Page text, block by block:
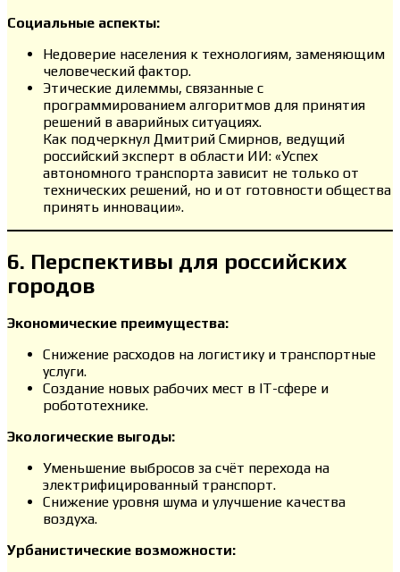
Социальные аспекты:
Недоверие населения к технологиям, заменяющим
человеческий фактор.
Этические дилеммы, связанные с
программированием алгоритмов для принятия
решений в аварийных ситуациях.
Как подчеркнул Дмитрий Смирнов, ведущий
российский эксперт в области ИИ: «Успех
автономного транспорта зависит не только от
технических решений, но и от готовности общества
принять инновации».
6. Перспективы для российских
городов
Экономические преимущества:
Снижение расходов на логистику и транспортные
услуги.
Создание новых рабочих мест в IT-сфере и
робототехнике.
Экологические выгоды:
Уменьшение выбросов за счёт перехода на
электрифицированный транспорт.
Снижение уровня шума и улучшение качества
воздуха.
Урбанистические возможности: